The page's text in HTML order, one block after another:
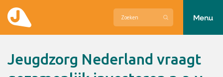
Hier zetten wij ons voor in
Menu
Jeugdzorg Nederland vraagt